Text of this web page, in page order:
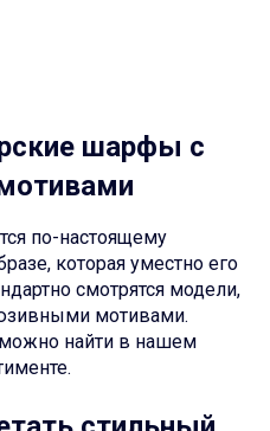
шарфы с
по-настоящему
которая уместно его
смотрятся модели,
мотивами.
найти в нашем